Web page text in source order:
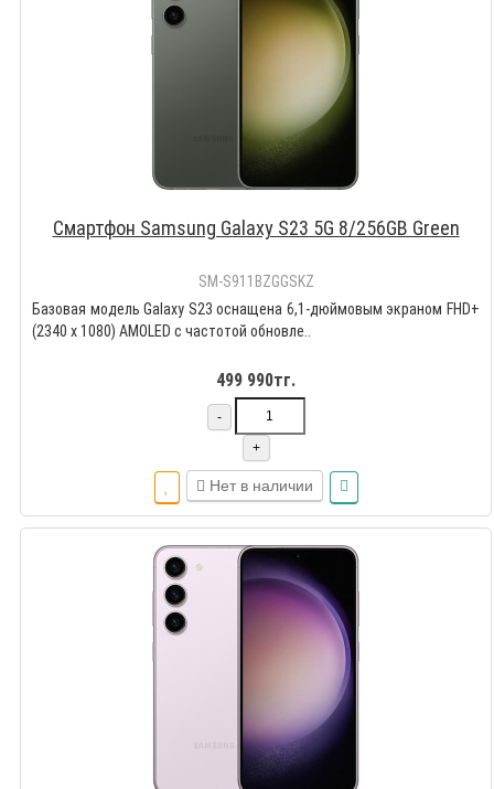
Смартфон Samsung Galaxy S23 5G 8/256GB Green
SM-S911BZGGSKZ
Базовая модель Galaxy S23 оснащена 6,1-дюймовым экраном FHD+
(2340 x 1080) AMOLED с частотой обновле..
499 990тг.
-
+
Нет в наличии